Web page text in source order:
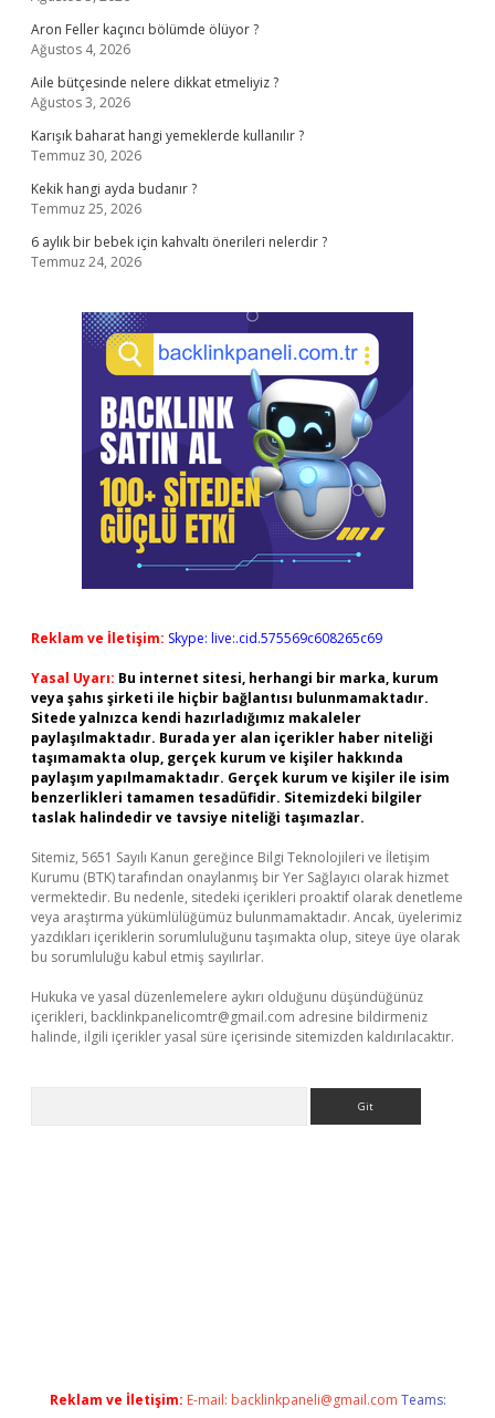
Aron Feller kaçıncı bölümde ölüyor ?
Ağustos 4, 2026
Aile bütçesinde nelere dikkat etmeliyiz ?
Ağustos 3, 2026
Karışık baharat hangi yemeklerde kullanılır ?
Temmuz 30, 2026
Kekik hangi ayda budanır ?
Temmuz 25, 2026
6 aylık bir bebek için kahvaltı önerileri nelerdir ?
Temmuz 24, 2026
Reklam ve İletişim: Skype: live:.cid.575569c608265c69
Yasal Uyarı: Bu internet sitesi, herhangi bir marka, kurum
veya şahıs şirketi ile hiçbir bağlantısı bulunmamaktadır.
Sitede yalnızca kendi hazırladığımız makaleler
paylaşılmaktadır. Burada yer alan içerikler haber niteliği
taşımamakta olup, gerçek kurum ve kişiler hakkında
paylaşım yapılmamaktadır. Gerçek kurum ve kişiler ile isim
benzerlikleri tamamen tesadüfidir. Sitemizdeki bilgiler
taslak halindedir ve tavsiye niteliği taşımazlar.
Sitemiz, 5651 Sayılı Kanun gereğince Bilgi Teknolojileri ve İletişim
Kurumu (BTK) tarafından onaylanmış bir Yer Sağlayıcı olarak hizmet
vermektedir. Bu nedenle, sitedeki içerikleri proaktif olarak denetleme
veya araştırma yükümlülüğümüz bulunmamaktadır. Ancak, üyelerimiz
yazdıkları içeriklerin sorumluluğunu taşımakta olup, siteye üye olarak
bu sorumluluğu kabul etmiş sayılırlar.
Hukuka ve yasal düzenlemelere aykırı olduğunu düşündüğünüz
içerikleri, backlinkpanelicomtr@gmail.com adresine bildirmeniz
halinde, ilgili içerikler yasal süre içerisinde sitemizden kaldırılacaktır.
Reklam ve İletişim: E-mail: backlinkpaneli@gmail.com Teams: